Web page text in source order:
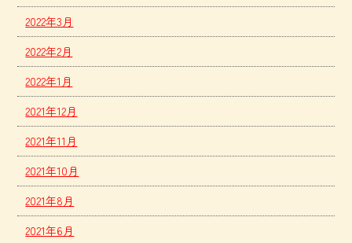
2022年3月
2022年2月
2022年1月
2021年12月
2021年11月
2021年10月
2021年8月
2021年6月